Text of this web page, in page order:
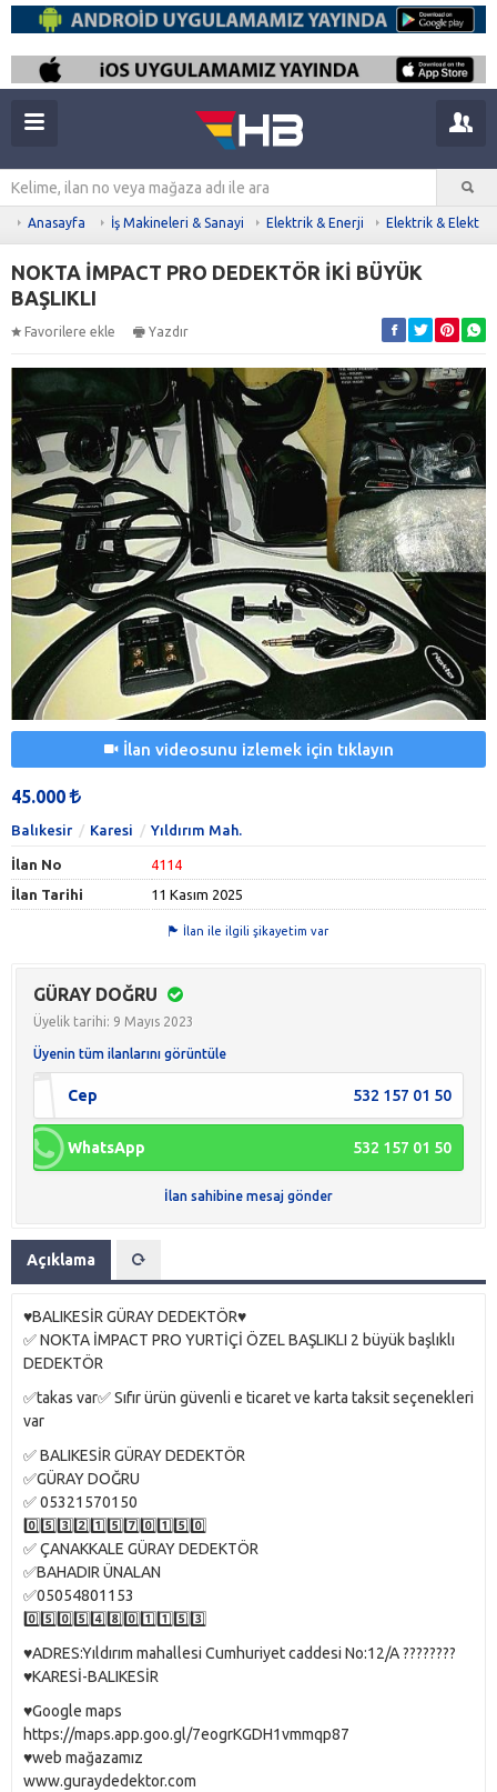
Anasayfa İş Makineleri & Sanayi Elektrik & Enerji Elektrik &
NOKTA İMPACT PRO DEDEKTÖR İKİ BÜYÜK
BAŞLIKLI
Favorilere ekle Yazdır
İlan videosunu izlemek için tıklayın
45.000
Balıkesir Karesi Yıldırım Mah.
İlan No
4114
İlan Tarihi
11 Kasım 2025
İlan ile ilgili şikayetim var
GÜRAY DOĞRU
Üyelik tarihi: 9 Mayıs 2023
Üyenin tüm ilanlarını görüntüle
Cep 532 157 01 50
WhatsApp 532 157 01 50
İlan sahibine mesaj gönder
Açıklama
♥️BALIKESİR GÜRAY DEDEKTÖR♥️
✅ NOKTA İMPACT PRO YURTİÇİ ÖZEL BAŞLIKLI 2 büyük başlıklı
DEDEKTÖR
✅takas var✅ Sıfır ürün güvenli e ticaret ve karta taksit seçenekleri
var
✅ BALIKESİR GÜRAY DEDEKTÖR
✅GÜRAY DOĞRU
✅ 05321570150
0️⃣5️⃣3️⃣2️⃣1️⃣5️⃣7️⃣0️⃣1️⃣5️⃣0️⃣
✅ ÇANAKKALE GÜRAY DEDEKTÖR
✅BAHADIR ÜNALAN
✅05054801153
0️⃣5️⃣0️⃣5️⃣4️⃣8️⃣0️⃣1️⃣1️⃣5️⃣3️⃣
♥️ADRES:Yıldırım mahallesi Cumhuriyet caddesi No:12/A ????????
♥️KARESİ-BALIKESİR
♥️Google maps
https://maps.app.goo.gl/7eogrKGDH1vmmqp87
♥️web mağazamız
www.guraydedektor.com